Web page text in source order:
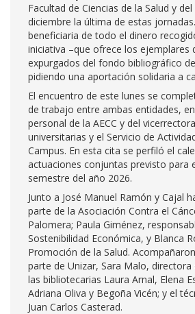
Facultad de Ciencias de la Salud y
diciembre la última de estas
beneficiaria de todo el dinero
iniciativa –que ofrece los ejemplares
expurgados del fondo bibliográfico
pidiendo una aportación solidaria a
El encuentro de este lunes se
de trabajo entre ambas entidades,
personal de la AECC y del
universitarias y el Servicio de
Campus. En esta cita se perfiló el
actuaciones conjuntas previsto para
semestre del año 2026.
Junto a José Manuel Ramón y Cajal
parte de la Asociación Contra el
Palomera; Paula Giménez,
Sostenibilidad Económica, y Blanca
Promoción de la Salud.
parte de Unizar, Sara Malo, directora
las bibliotecarias Laura Arnal, Elena
Adriana Oliva y Begoña Vicén; y el
Juan Carlos Casterad.